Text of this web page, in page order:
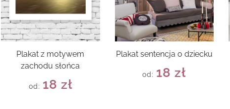
Plakat z motywem
zachodu słońca
od: 18 zł
Plakat sentencja o dziecku
od: 18zł